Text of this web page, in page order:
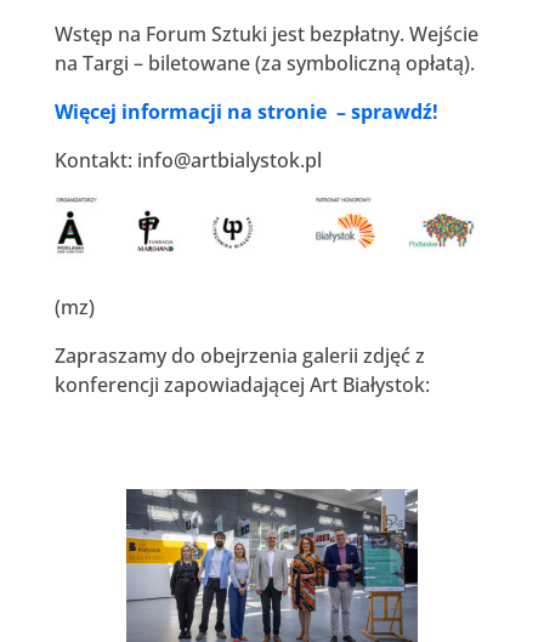
Wstęp na Forum Sztuki jest bezpłatny. Wejście
na Targi – biletowane (za symboliczną opłatą).
Więcej informacji na stronie – sprawdź!
Kontakt: info@artbialystok.pl
(mz)
Zapraszamy do obejrzenia galerii zdjęć z
konferencji zapowiadającej Art Białystok: